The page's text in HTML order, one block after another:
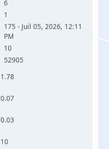
6
1
175 - Juil 05, 2026, 12:11
PM
10
52905
1.78
0.07
0.03
10